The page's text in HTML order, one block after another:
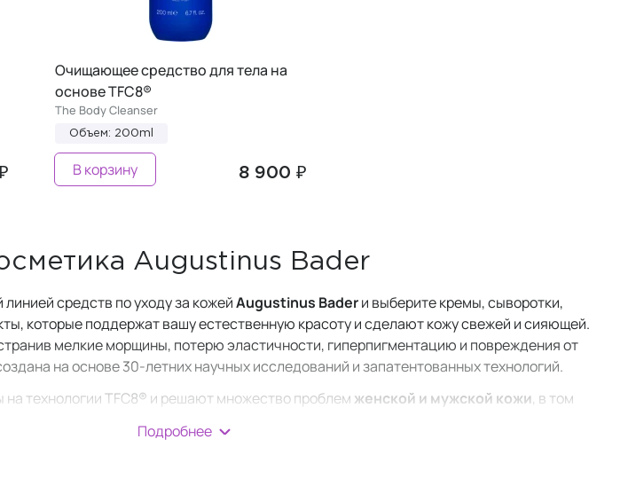
Очищающее средство для тела на
основе TFC8®
The Body Cleanser
Объем: 200ml
8 900 ₽
В корзину
Augustinus Bader
средств по уходу за кожейAugustinus Baderи выберите кремы, сыворотки,
которые поддержат вашу естественную красоту и сделают кожу свежей и сияющей.
мелкие морщины, потерю эластичности, гиперпигментацию и повреждения от
на основе 30-летних научных исследований и запатентованных технологий.
технологии TFC8® и решают множество проблем женской и мужской кожи, в том
, которые отвечают индивидуальным потребностям и предпочтениям.
Подробнее